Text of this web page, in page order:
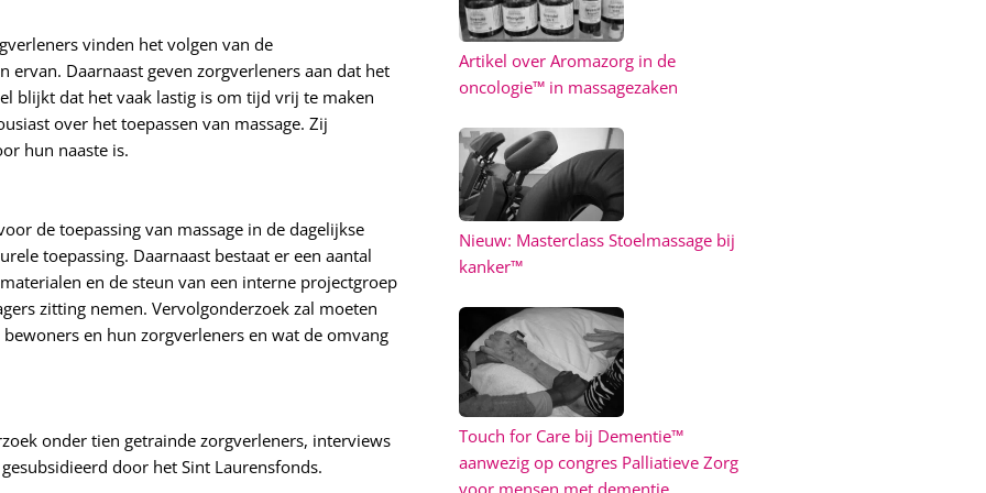
vinden het volgen van de
Daarnaast geven zorgverleners aan dat het
blijkt dat het vaak lastig is om tijd vrij te maken
over het toepassen van massage. Zij
hun naaste is.
de toepassing van massage in de dagelijkse
toepassing. Daarnaast bestaat er een aantal
en de steun van een interne projectgroep
zitting nemen. Vervolgonderzoek zal moeten
en hun zorgverleners en wat de omvang
onder tien getrainde zorgverleners, interviews
door het Sint Laurensfonds.
Artikel over Aromazorg in de
oncologie™ in massagezaken
Nieuw: Masterclass Stoelmassage bij
kanker™
Touch for Care bij Dementie™
aanwezig op congres Palliatieve Zorg
voor mensen met dementie